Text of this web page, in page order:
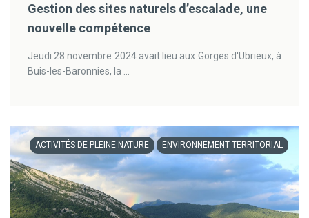
Gestion des sites naturels d’escalade, une
nouvelle compétence
Jeudi 28 novembre 2024 avait lieu aux Gorges d'Ubrieux, à
Buis-les-Baronnies, la ...
ACTIVITÉS DE PLEINE NATURE ENVIRONNEMENT TERRITORIAL